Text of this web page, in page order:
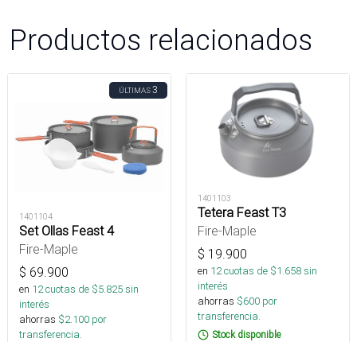
Productos relacionados
ÚLTIMAS3
1401104
Set Ollas Feast 4
Fire-Maple
$ 69.900
en 12cuotas de $5.825sin
interés
ahorras $2.100 por
transferencia.
1401103
Tetera Feast T3
Fire-Maple
$ 19.900
en 12cuotas de $1.658sin
interés
ahorras $600 por
transferencia.
Stock disponible